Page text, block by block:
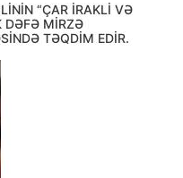
“ÇAR İRAKLİ VƏ
DƏFƏ MİRZƏ
TƏQDİM EDİR.